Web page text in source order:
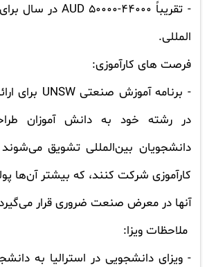
- تقریباً 44000-50000 AUD در سال
المللی.
فرصت های کارآموزی:
- برنامه آموزش صنعتی UNSW برای
در رشته خود به دانش آموزان
دانشجویان بین‌المللی تشویق
کارآموزی شرکت کنند، که بیشتر آن‌ها
آنها در معرض صنعت ضروری قرار
ملاحظات ویزا:
- ویزای دانشجویی در استرالیا به